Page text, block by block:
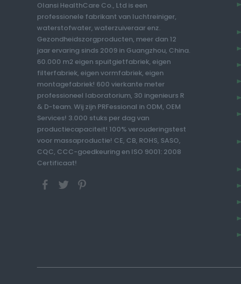
Olansi HealthCare Co., Ltd is een
professionele fabrikant van luchtreiniger,
waterstofwater, waterzuiveraar enz.
Gezondheidszorgproducten, meer dan 12
jaar ervaring sinds 2009 in Guangzhou, China.
60.000 m2 eigen spuitgietfabriek, eigen
filterfabriek, eigen vormfabriek, eigen
montagefabriek! 600 vierkante meter
professioneel laboratorium, 30 ingenieurs R
& D-team. Wij zijn PRFessional in ODM, OEM
Services! 3.000 stuks per dag van
productiecapaciteit! 100% verouderingstest
voor massaproductie! CE, CB, ROHS, SASO,
CQC, CCC-goedkeuring en ISO 9001: 2008
Certificaat!